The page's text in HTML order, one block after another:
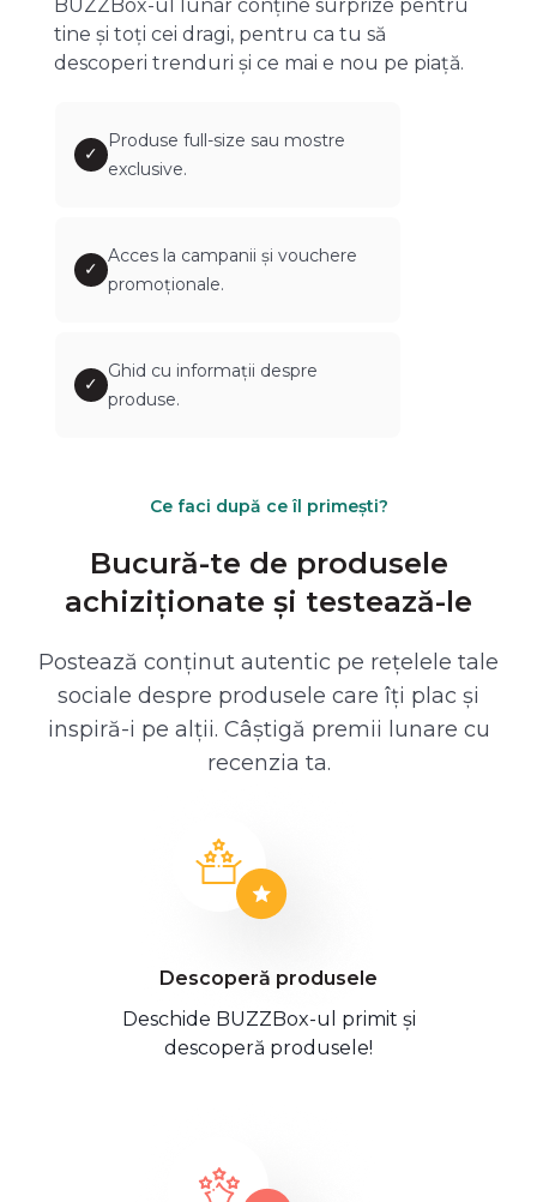
BUZZBox-ul lunar conține surprize pentru
tine și toți cei dragi, pentru ca tu să
descoperi trenduri și ce mai e nou pe piață.
✓
Produse full-size sau mostre
exclusive.
✓
Acces la campanii și vouchere
promoționale.
✓
Ghid cu informații despre
produse.
Ce faci după ce îl primești?
Bucură-te de produsele
achiziționate și testează-le
Postează conținut autentic pe rețelele tale
sociale despre produsele care îți plac și
inspiră-i pe alții. Câștigă premii lunare cu
recenzia ta.
Descoperă produsele
Deschide BUZZBox-ul primit și
descoperă produsele!